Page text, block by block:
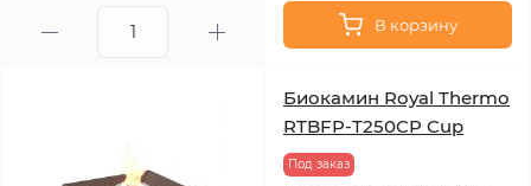
В корзину
Биокамин Royal Thermo
RTBFP-T250CP Cup
Под заказ